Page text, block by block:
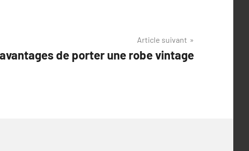
Article suivant
de porter une robe vintage